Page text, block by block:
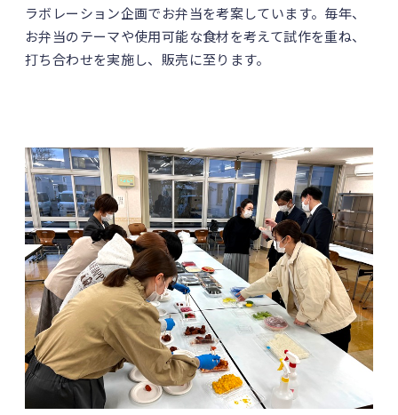
ラボレーション企画でお弁当を考案しています。毎年、
お弁当のテーマや使用可能な食材を考えて試作を重ね、
打ち合わせを実施し、販売に至ります。